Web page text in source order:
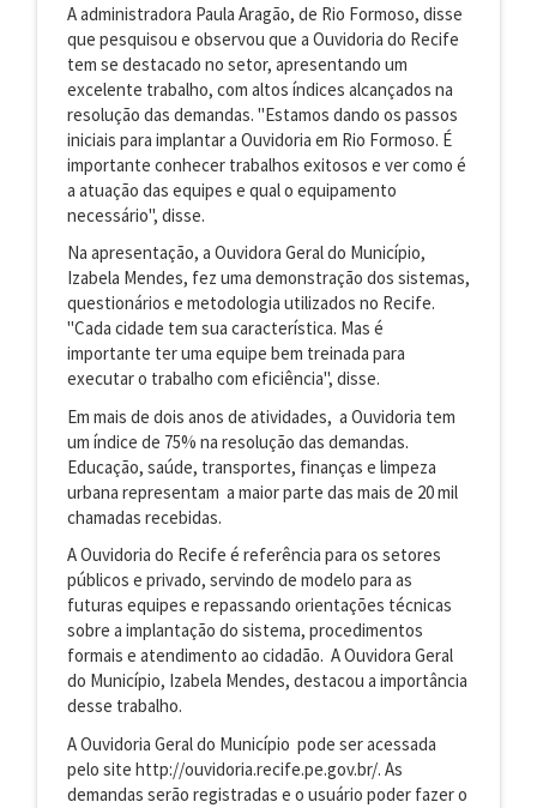
A administradora Paula Aragão, de Rio Formoso, disse
que pesquisou e observou que a Ouvidoria do Recife
tem se destacado no setor, apresentando um
excelente trabalho, com altos índices alcançados na
resolução das demandas. "Estamos dando os passos
iniciais para implantar a Ouvidoria em Rio Formoso. É
importante conhecer trabalhos exitosos e ver como é
a atuação das equipes e qual o equipamento
necessário", disse.
Na apresentação, a Ouvidora Geral do Município,
Izabela Mendes, fez uma demonstração dos sistemas,
questionários e metodologia utilizados no Recife.
"Cada cidade tem sua característica. Mas é
importante ter uma equipe bem treinada para
executar o trabalho com eficiência", disse.
Em mais de dois anos de atividades, a Ouvidoria tem
um índice de 75% na resolução das demandas.
Educação, saúde, transportes, finanças e limpeza
urbana representam a maior parte das mais de 20 mil
chamadas recebidas.
A Ouvidoria do Recife é referência para os setores
públicos e privado, servindo de modelo para as
futuras equipes e repassando orientações técnicas
sobre a implantação do sistema, procedimentos
formais e atendimento ao cidadão. A Ouvidora Geral
do Município, Izabela Mendes, destacou a importância
desse trabalho.
A Ouvidoria Geral do Município pode ser acessada
pelo site http://ouvidoria.recife.pe.gov.br/. As
demandas serão registradas e o usuário poder fazer o